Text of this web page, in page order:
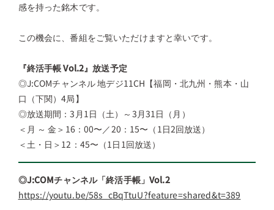
感を持った銘木です。
この機会に、番組をご覧いただけますと幸いです。
『終活手帳 Vol.2』放送予定
◎J:COMチャンネル 地デジ11CH【福岡・北九州・熊本・山
口（下関）4局】
◎放送期間：3月1日（土）～3月31日（月）
＜月 ～ 金＞16：00〜／20：15〜（1日2回放送）
＜土・日＞12：45〜（1日1回放送）
◎J:COMチャンネル「終活手帳」Vol.2
https://youtu.be/58s_cBqTtuU?feature=shared&t=389